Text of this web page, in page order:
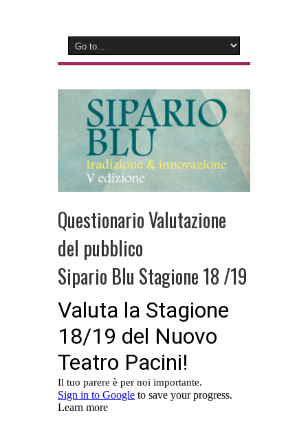
Questionario Valutazione
del pubblico
Sipario Blu Stagione 18 /19